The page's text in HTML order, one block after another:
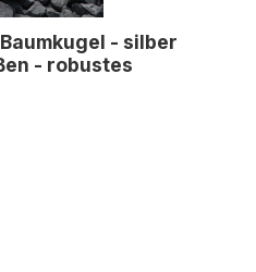
- silber
- robustes